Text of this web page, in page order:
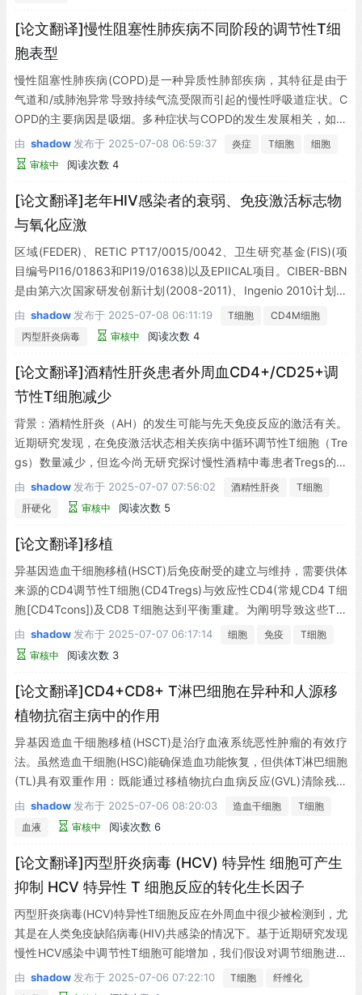
[论文翻译]慢性阻塞性肺疾病不同阶段的调节性T细
胞表型
慢性阻塞性肺疾病(COPD)是一种异质性肺部疾病，其特征是由于
气道和/或肺泡异常导致持续气流受限而引起的慢性呼吸道症状。C
OPD的主要病因是吸烟。多种症状与COPD的发生发展相关，如呼
吸困难、咳嗽、咳痰和急性加重[1,2]。
由 shadow 发布于 2025-07-08 06:59:37 炎症 T细胞
细胞
审核中
阅读次数 4
[论文翻译]老年HIV感染者的衰弱、免疫激活标志物
与氧化应激
区域(FEDER)、RETIC PT17/0015/0042、卫生研究基金(FIS)(项
目编号PI16/01863和PI19/01638)以及EPIICAL项目。CIBER-BBN
是由第六次国家研发创新计划(2008-2011)、Ingenio 2010计划、
Consolider计划及CIBER行动资助，并得到卡洛斯三世卫生研究所
和欧洲区域发展基金支持的倡议。本研究部分由罗兹大学生物与环
进跨学科研究与创新"项目支持：NAWA国际学术合作计划。本文/
出版物基于COST(欧洲科学技术合作)行动CA 17140"癌症纳米医
学：从实验室到临床"的工作成果。S. Alvarez获得艾滋病研究网络
(RD16/0025/0019)资助。FB获得以下酬金：MSD的MISP研究经
费、代表MSD和ViiV Healthcare组织的研讨会演讲报酬、为MSD
开发教育材料酬劳，以及ViiV Healthcare董事会成员津贴。MSC获
得以下酬金：代表MSD、ViiV Healthcare和Gilead组织的研讨会演
讲报酬。
由 shadow 发布于 2025-07-08 06:11:19 T细胞
CD4M细胞
丙型肝炎病毒
审核中 阅读次数 4
[论文翻译]酒精性肝炎患者外周血CD4+/CD25+调
节性T细胞减少
背景：酒精性肝炎（AH）的发生可能与先天免疫反应的激活有关。
近期研究发现，在免疫激活状态相关疾病中循环调节性T细胞（Tre
gs）数量减少，但迄今尚无研究探讨慢性酒精中毒患者Tregs的分
布及其与肝病的潜在关联。本研究首次分析了AH患者外周血（P
B）Tregs及其亚群的频率，并探讨其与PB单核细胞和树突状细胞
由 shadow 发布于 2025-07-07 07:56:02 酒精性肝炎
T细胞
肝硬化
审核中 阅读次数 5
[论文翻译]移植
异基因造血干细胞移植(HSCT)后免疫耐受的建立与维持，需要供体
来源的CD4调节性T细胞(CD4Tregs)与效应性CD4(常规CD4 T细
胞[CD4Tcons])及CD8 T细胞达到平衡重建。为阐明导致这些T细
胞亚群失衡恢复的复杂机制，我们研究了107例接受减低强度预处
理后T细胞充足干细胞移植的成年患者，对CD4Treg、CD4Tcon和
数在此期间逐渐恢复至正常水平，但CD8 T细胞恢复速度显著快于
CD4Tregs和CD4Tcons。重建中的CD4Tregs和CD4Tcons主要为
中央记忆(CM)和效应记忆(EM)细胞，而CD8 T细胞则以终末EM细
胞为主。初始型CD4Tcon和CD8 T细胞的胸腺生成得以维持，但C
D4Tregs的胸腺产量显著降低且在2年研究期内几无恢复。T细胞增
殖呈现CM和EM型CD4Tcon及CD8 T细胞的偏态扩增，尤其在移植
后6至12个月。移植后3至6个月内，CD4Tcon和CD8 T细胞中BCL
2的胞内表达增加。移植3个月时各T细胞亚群中初始型和CM亚群的
关。这些动态失衡促进了效应T细胞相对于CD4Tregs的生成、扩增
和持续存在，并与慢性GVHD的发生相关。(Blood. 2016;127(5):6
由 shadow 发布于 2025-07-07 06:17:14 细胞 免疫
T细胞
审核中
阅读次数 3
[论文翻译]CD4+CD8+ T淋巴细胞在异种和人源移
植物抗宿主病中的作用
异基因造血干细胞移植(HSCT)是治疗血液系统恶性肿瘤的有效疗
法。虽然造血干细胞(HSC)能确保造血功能恢复，但供体T淋巴细胞
(TL)具有双重作用：既能通过移植物抗白血病反应(GVL)清除残留
肿瘤细胞，又常引发急性移植物抗宿主病(aGVHD)。该病发生率仍
介于40%至80%以上(1,2)，始终是移植患者非复发致死的主因
遗传差异外，有证据表明移植前预处理损伤宿主组织器官产生的促
炎信号也会促进疾病发展(4)。同时，供受体抗原提呈细胞的激活、
黏附/共刺激分子表达上调及高水平趋化因子产生(5)，会加剧供体T
细胞活化，导致血管外渗加速并在靶器官内原位扩增(6,7)。同种反
应性TL可通过颗粒酶/穿孔素依赖性细胞毒作用或Fas/FasL相互作
用直接介导组织损伤(8,9)，也能通过募集/激活单核/巨噬细胞及中
性粒细胞间接造成损害。
由 shadow 发布于 2025-07-06 08:20:03 造血干细胞
T细胞
血液
审核中 阅读次数 6
[论文翻译]丙型肝炎病毒 (HCV) 特异性 细胞可产生
抑制 HCV 特异性 T 细胞反应的转化生长因子
丙型肝炎病毒(HCV)特异性T细胞反应在外周血中很少被检测到，尤
其是在人类免疫缺陷病毒(HIV)共感染的情况下。基于近期研究发现
慢性HCV感染中调节性T细胞可能增加，我们假设对调节细胞进行
功能性阻断可提升HCV特异性反应，且在HIV共感染情况下可能呈
现差异调控。研究纳入三组对象：HCV单独感染组、HCV-HIV共感
由 shadow 发布于 2025-07-06 07:22:10 T细胞
纤维化